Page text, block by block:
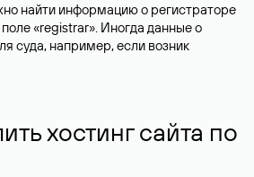
найти информацию о регистраторе
«registrar». Иногда данные о
суда, например, если возник
хостинг сайта по